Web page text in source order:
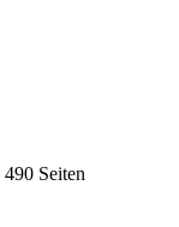
Seiten